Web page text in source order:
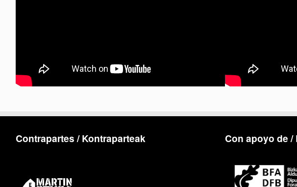
Contrapartes / Kontraparteak Con apoyo de